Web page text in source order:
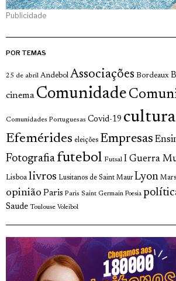
Publicidade
POR TEMAS
25 de abril Andebol Associações Bordeaux
cinema Comunidade
Comunidades Portuguesas Covid-19 cultura
Efemérides eleições Empresas
Fotografia futebol Futsal I Guerra
Lisboa livros Lusitanos de Saint Maur Lyon
opinião Paris Paris Saint Germain Poesia
Saude Toulouse Voleibol